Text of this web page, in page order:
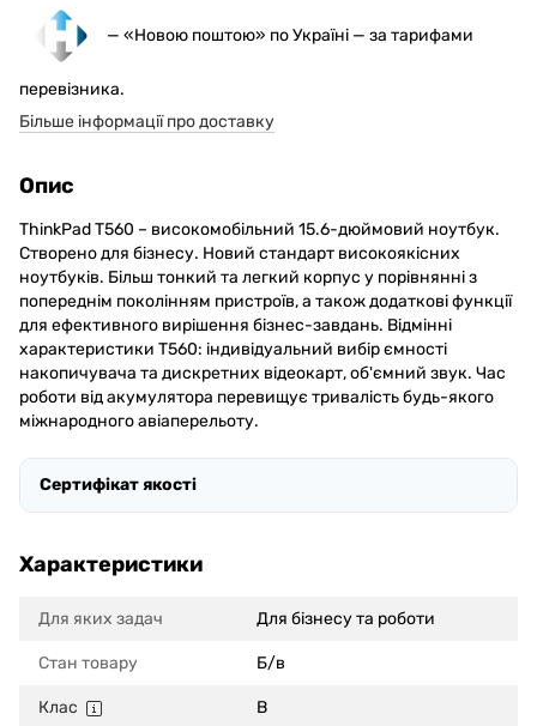
— «Новою поштою» по Україні — за тарифами
перевізника.
Більше інформації про доставку
Опис
ThinkPad T560 – високомобільний 15.6-дюймовий ноутбук.
Створено для бізнесу. Новий стандарт високоякісних
ноутбуків. Більш тонкий та легкий корпус у порівнянні з
попереднім поколінням пристроїв, а також додаткові функції
для ефективного вирішення бізнес-завдань. Відмінні
характеристики T560: індивідуальний вибір ємності
накопичувача та дискретних відеокарт, об'ємний звук. Час
роботи від акумулятора перевищує тривалість будь-якого
міжнародного авіаперельоту.
Сертифікат якості
Характеристики
Для яких задач Для бізнесу та роботи
Стан товару Б/в
Клас B